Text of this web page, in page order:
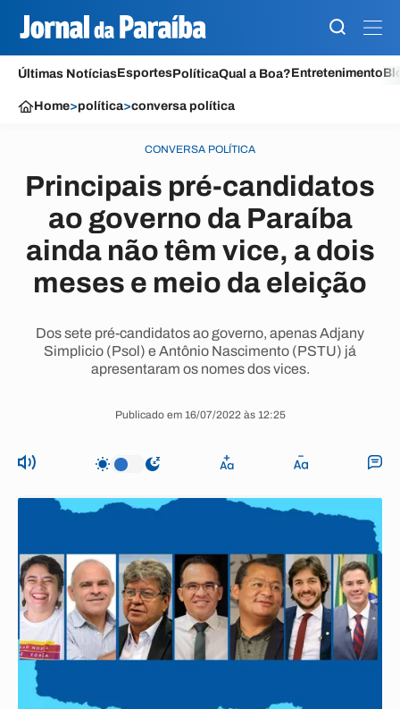
Últimas NotíciasEsportesPolíticaQual a Boa?Entretenimento
Home>política>conversa política
CONVERSA POLÍTICA
Principais pré-candidatos
ao governo da Paraíba
ainda não têm vice, a dois
meses e meio da eleição
Dos sete pré-candidatos ao governo, apenas Adjany
Simplicio (Psol) e Antônio Nascimento (PSTU) já
apresentaram os nomes dos vices.
Publicado em 16/07/2022 às 12:25